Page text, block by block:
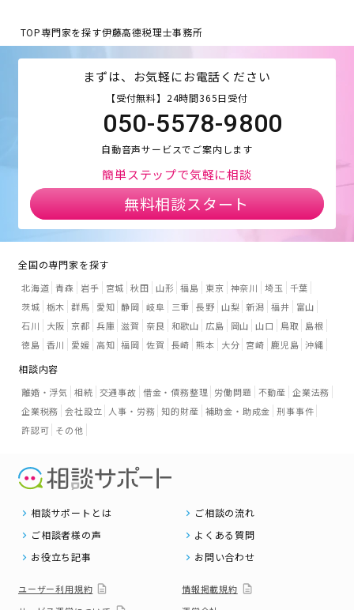
TOP専門家を探す伊藤高德税理士事務所
まずは、お気軽にお電話ください
【受付無料】24時間365日受付
050-5578-9800
自動音声サービスでご案内します
簡単ステップで気軽に相談
無料相談スタート
全国の専門家を探す
北海道 青森 岩手 宮城 秋田 山形 福島 東京 神奈川 埼玉
千葉
茨城 栃木 群馬 愛知 静岡 岐阜 三重 長野 山梨 新潟 福井
富山
石川
大阪 京都 兵庫 滋賀 奈良 和歌山 広島 岡山 山口 鳥取
島根
徳島 香川 愛媛 高知 福岡 佐賀 長崎 熊本 大分 宮崎 鹿児島 沖縄
相談内容
離婚・浮気 相続 交通事故 借金・債務整理 労働問題 不動産 企業法務
企業税務 会社設立 人事・労務 知的財産 補助金・助成金 刑事事件
許認可 その他
相談サポートとは
ご相談の流れ
ご相談者様の声
よくある質問
お役立ち記事
お問い合わせ
ユーザー利用規約
情報掲載規約